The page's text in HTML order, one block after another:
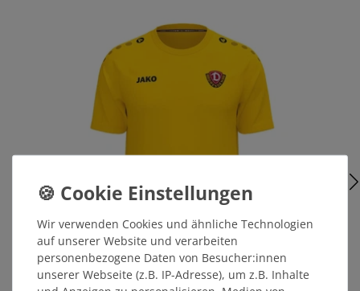
Wir verwenden Cookies und ähnliche Technologien
auf unserer Website und verarbeiten
personenbezogene Daten von Besucher:innen
unserer Webseite (z.B. IP-Adresse), um z.B. Inhalte